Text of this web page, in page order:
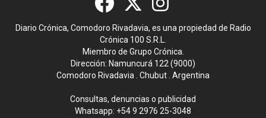
Diario Crónica, Comodoro Rivadavia, es una propiedad de Radio
Crónica 100 S.R.L.
Miembro de Grupo Crónica.
Dirección: Namuncurá 122 (9000)
Comodoro Rivadavia . Chubut . Argentina
Consultas, denuncias o publicidad
Whatsapp: +54 9 2976 25-3048